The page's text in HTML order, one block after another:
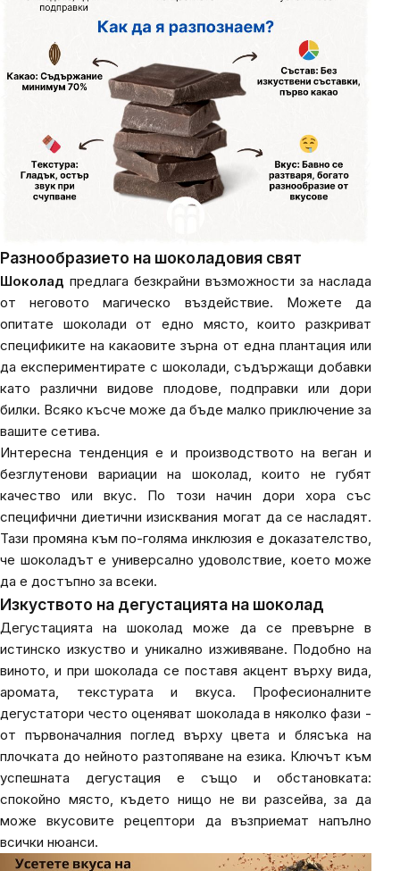
Разнообразието на шоколадовия свят
Шоколад предлага безкрайни възможности за наслада
от неговото магическо въздействие. Можете да
опитате шоколади от едно място, които разкриват
спецификите на какаовите зърна от една плантация или
да експериментирате с шоколади, съдържащи добавки
като различни видове плодове, подправки или дори
билки. Всяко късче може да бъде малко приключение за
вашите сетива.
Интересна тенденция е и производството на веган и
безглутенови вариации на шоколад, които не губят
качество или вкус. По този начин дори хора със
специфични диетични изисквания могат да се насладят.
Тази промяна към по-голяма инклюзия е доказателство,
че шоколадът е универсално удоволствие, което може
да е достъпно за всеки.
Изкуството на дегустацията на шоколад
Дегустацията на шоколад може да се превърне в
истинско изкуство и уникално изживяване. Подобно на
виното, и при шоколада се поставя акцент върху вида,
аромата, текстурата и вкуса. Професионалните
дегустатори често оценяват шоколада в няколко фази -
от първоначалния поглед върху цвета и блясъка на
плочката до нейното разтопяване на езика. Ключът към
успешната дегустация е също и обстановката:
спокойно място, където нищо не ви разсейва, за да
може вкусовите рецептори да възприемат напълно
всички нюанси.